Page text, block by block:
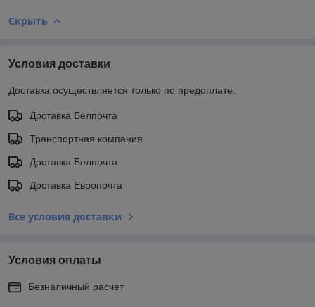
Скрыть
Условия доставки
Доставка осуществляется только по предоплате.
Доставка Белпочта
Транспортная компания
Доставка Белпочта
Доставка Европочта
Все условия доставки
Условия оплаты
Безналичный расчет